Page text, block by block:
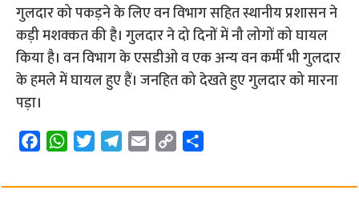
गुलदार को पकड़ने के लिए वन विभाग सहित स्थानीय प्रशासन ने
कड़ी मशक्कत की है। गुलदार ने दो दिनों में नौ लोगों को घायल
किया है। वन विभाग के एसडीओ व एक अन्य वन कर्मी भी गुलदार
के हमले में घायल हुए हैं। जनहित को देखते हुए गुलदार को मारना
पड़ा।
F
c
W
a
T
i
T
l
E
a
C
p
a